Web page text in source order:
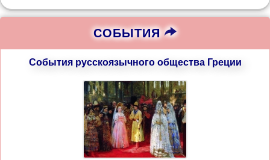
СОБЫТИЯ
События русскоязычного общества Греции